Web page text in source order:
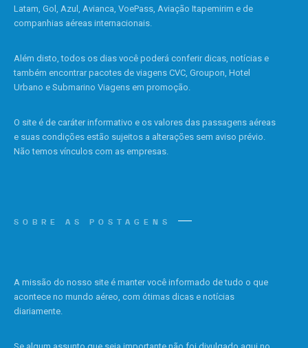
Latam, Gol, Azul, Avianca, VoePass, Aviação Itapemirim e de
companhias aéreas internacionais.
Além disto, todos os dias você poderá conferir dicas, notícias e
também encontrar pacotes de viagens CVC, Groupon, Hotel
Urbano e Submarino Viagens em promoção.
O site é de caráter informativo e os valores das passagens aéreas
e suas condições estão sujeitos a alterações sem aviso prévio.
Não temos vínculos com as empresas.
SOBRE AS POSTAGENS
A missão do nosso site é manter você informado de tudo o que
acontece no mundo aéreo, com ótimas dicas e notícias
diariamente.